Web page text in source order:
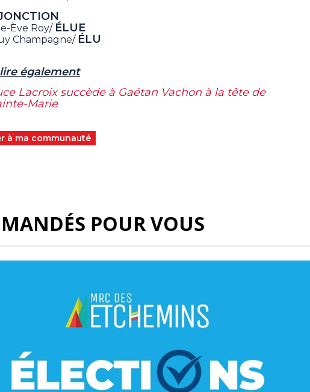
Ève Roy/ ÉLUE
Champagne/ ÉLU
également
Lacroix succède à Gaétan Vachon à la tête de
Marie
à ma communauté
POUR VOUS